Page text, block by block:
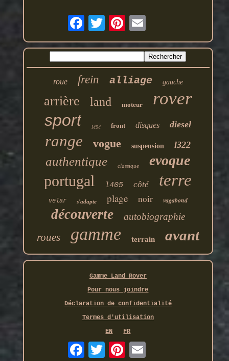
roue frein alliage gauche
arrière land moteur rover
sport l494 front disques diesel
range vogue suspension l322
authentique classique evoque
portugal l405 côté terre
velar s'adapte plage noir vagabond
découverte autobiographie
roues gamme terrain avant
Gamme Land Rover
Pour nous joindre
Déclaration de confidentialité
Termes d'utilisation
EN
FR